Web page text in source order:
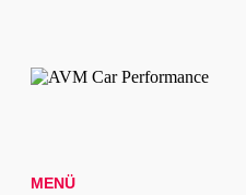
MENÜ